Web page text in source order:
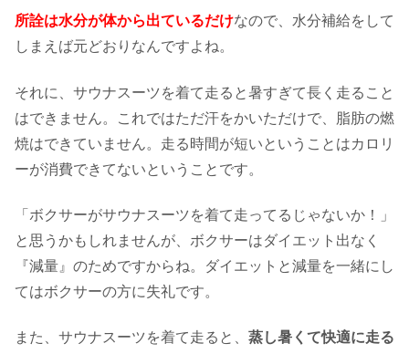
所詮は水分が体から出ているだけなので、水分補給をして
しまえば元どおりなんですよね。
それに、サウナスーツを着て走ると暑すぎて長く走ること
はできません。これではただ汗をかいただけで、脂肪の燃
焼はできていません。走る時間が短いということはカロリ
ーが消費できてないということです。
「ボクサーがサウナスーツを着て走ってるじゃないか！」
と思うかもしれませんが、ボクサーはダイエット出なく
『減量』のためですからね。ダイエットと減量を一緒にし
てはボクサーの方に失礼です。
また、サウナスーツを着て走ると、 蒸し暑くて快適に走る